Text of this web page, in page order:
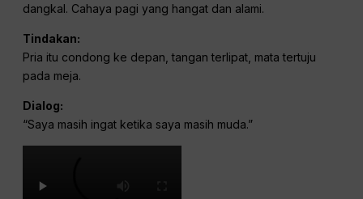
dangkal. Cahaya pagi yang hangat dan alami.
Tindakan:
Pria itu condong ke depan, tangan terlipat, mata tertuju
pada meja.
Dialog:
“Saya masih ingat ketika saya masih muda.”